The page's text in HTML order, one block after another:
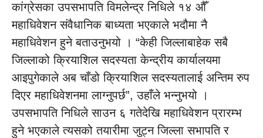
कांग्रेसका उपसभापति विमलेन्द्र निधिले १४ औँ
महाधिवेशन संवैधानिक बाध्यता भएकाले भदौमा नै
महाधिवेशन हुने बताउनुभयो । “केही जिल्लाबाहेक सबै
जिल्लाको क्रियाशिल सदस्यता केन्द्रीय कार्यालयमा
आइपुगेकाले अब चाँडो क्रियाशिल सदस्यतालाई अन्तिम रुप
दिएर महाधिवेशनमा लाग्नुपर्छ”, उहाँले भन्नुभयो ।
उपसभापति निधिले साउन ६ गतेदेखि महाधिवेशन प्रारम्भ
हुने भएकाले त्यसको तयारीमा जुट्न जिल्ला सभापति र